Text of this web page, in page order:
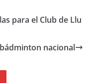
para el Club de Llu
nacional